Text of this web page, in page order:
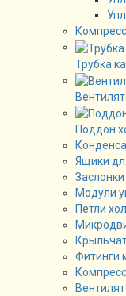
Трубка
Поддон
Ящики
Модули
Петли
Фитинги